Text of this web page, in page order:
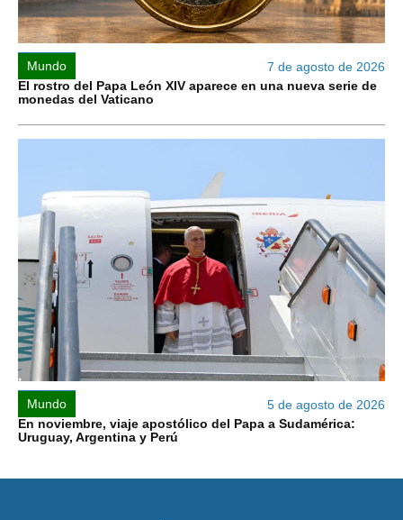
Mundo
7 de agosto de 2026
El rostro del Papa León XIV aparece en una nueva serie de
monedas del Vaticano
Mundo
5 de agosto de 2026
En noviembre, viaje apostólico del Papa a Sudamérica:
Uruguay, Argentina y Perú